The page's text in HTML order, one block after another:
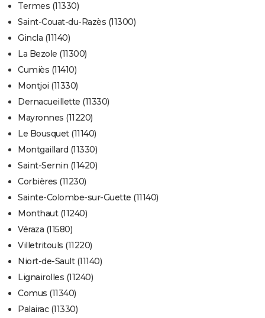
Termes (11330)
Saint-Couat-du-Razès (11300)
Gincla (11140)
La Bezole (11300)
Cumiès (11410)
Montjoi (11330)
Dernacueillette (11330)
Mayronnes (11220)
Le Bousquet (11140)
Montgaillard (11330)
Saint-Sernin (11420)
Corbières (11230)
Sainte-Colombe-sur-Guette (11140)
Monthaut (11240)
Véraza (11580)
Villetritouls (11220)
Niort-de-Sault (11140)
Lignairolles (11240)
Comus (11340)
Palairac (11330)